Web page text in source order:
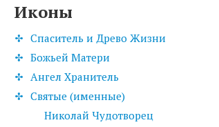
Иконы
Спаситель и Древо Жизни
Божьей Матери
Ангел Хранитель
Святые (именные)
Николай Чудотворец